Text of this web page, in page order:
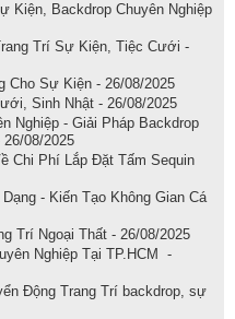
Kiện, Backdrop Chuyên Nghiệp
Trí Sự Kiện, Tiệc Cưới -
Cho Sự Kiện - 26/08/2025
Sinh Nhật - 26/08/2025
Nghiệp - Giải Pháp Backdrop
08/2025
Chi Phí Lắp Đặt Tấm Sequin
- Kiến Tạo Không Gian Cá
Trí Ngoại Thất - 26/08/2025
Nghiệp Tại TP.HCM -
Động Trang Trí backdrop, sự